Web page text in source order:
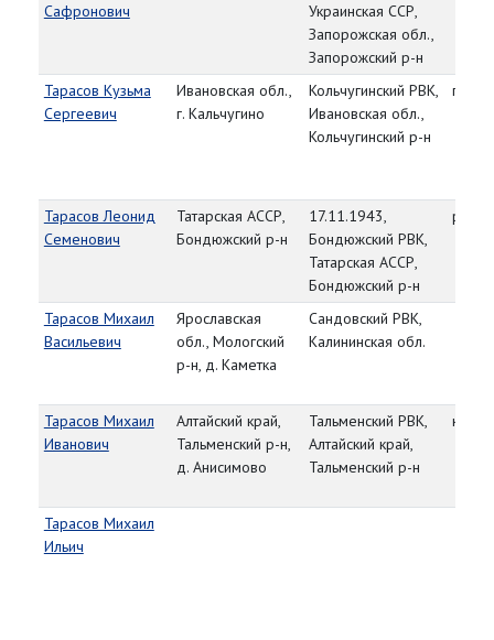
Сафронович
Украинская ССР,
Запорожская обл.,
Запорожский р-н
Тарасов Кузьма
Сергеевич
Ивановская обл.,
г. Кальчугино
Кольчугинский РВК,
Ивановская обл.,
Кольчугинский р-н
гв.
Тарасов Леонид
Семенович
Татарская АССР,
Бондюжский р-н
17.11.1943,
Бондюжский РВК,
Татарская АССР,
Бондюжский р-н
Тарасов Михаил
Васильевич
Ярославская
обл., Мологский
р-н, д. Каметка
Сандовский РВК,
Калининская обл.
Тарасов Михаил
Иванович
Алтайский край,
Тальменский р-н,
д. Анисимово
Тальменский РВК,
Алтайский край,
Тальменский р-н
Тарасов Михаил
Ильич